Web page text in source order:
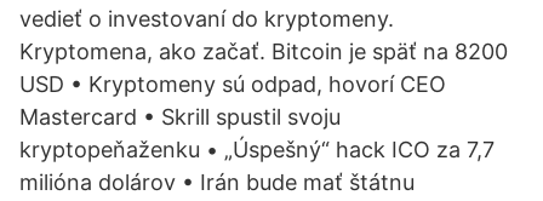
vedieť o investovaní do kryptomeny.
Kryptomena, ako začať. Bitcoin je späť na 8200
USD • Kryptomeny sú odpad, hovorí CEO
Mastercard • Skrill spustil svoju
kryptopeňaženku • „Úspešný“ hack ICO za 7,7
milióna dolárov • Irán bude mať štátnu